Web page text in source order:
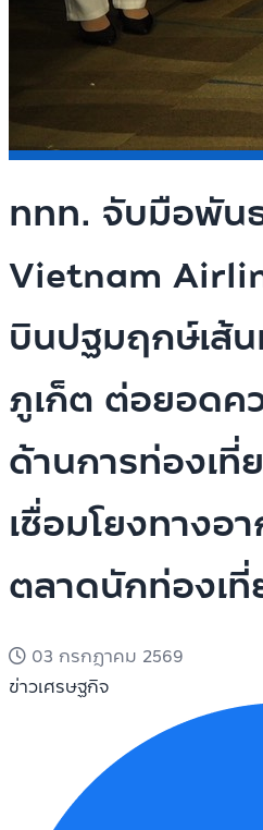
ททท. จับมือพัน
Vietnam
บินปฐมฤกษ์เส้
ภูเก็ต ต่อยอดค
ด้านการท่องเที่
เชื่อมโยงทางอ
ตลาดนักท่องเ
03 กรกฎาคม 2569
ข่าวเศรษฐกิจ